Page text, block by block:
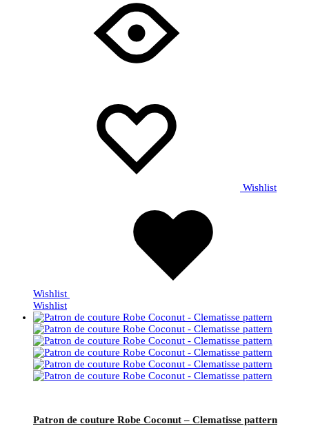
Wishlist
Wishlist
Wishlist
Patron de couture Robe Coconut – Clematisse pattern